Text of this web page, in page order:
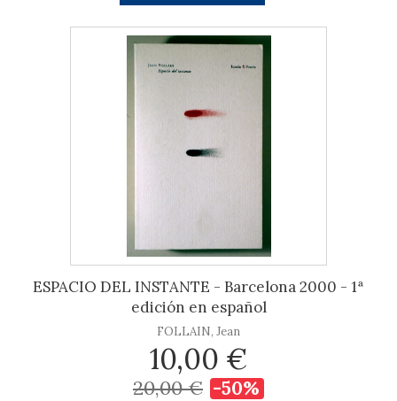
ESPACIO DEL INSTANTE - Barcelona 2000 - 1ª
edición en español
FOLLAIN, Jean
10,00 €
20,00 € -50%